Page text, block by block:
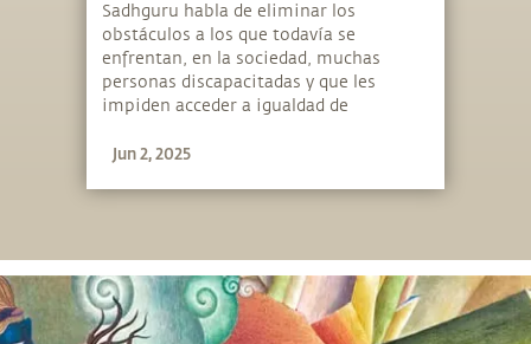
Sadhguru habla de eliminar los
obstáculos a los que todavía se
enfrentan, en la sociedad, muchas
personas discapacitadas y que les
impiden acceder a igualdad de
Jun 2, 2025